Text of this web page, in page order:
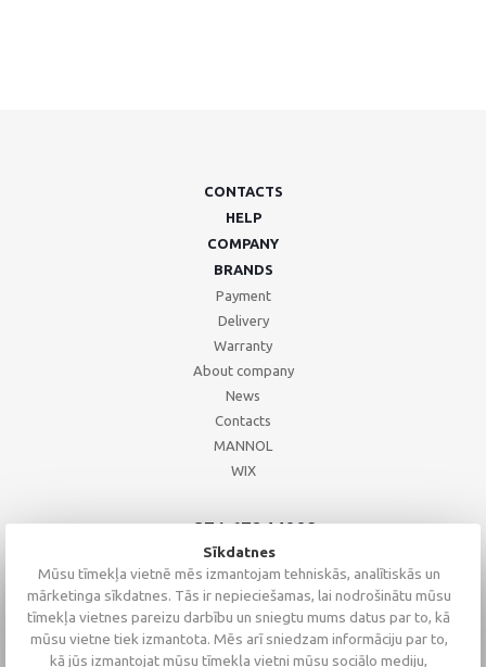
CONTACTS
HELP
COMPANY
BRANDS
Payment
Delivery
Warranty
About company
News
Contacts
MANNOL
WIX
+371 67244008
+371 67271055
+371 26002793
Sīkdatnes
Mūsu tīmekļa vietnē mēs izmantojam tehniskās, analītiskās un
mārketinga sīkdatnes. Tās ir nepieciešamas, lai nodrošinātu mūsu
tīmekļa vietnes pareizu darbību un sniegtu mums datus par to, kā
mūsu vietne tiek izmantota. Mēs arī sniedzam informāciju par to,
kā jūs izmantojat mūsu tīmekļa vietni mūsu sociālo mediju,